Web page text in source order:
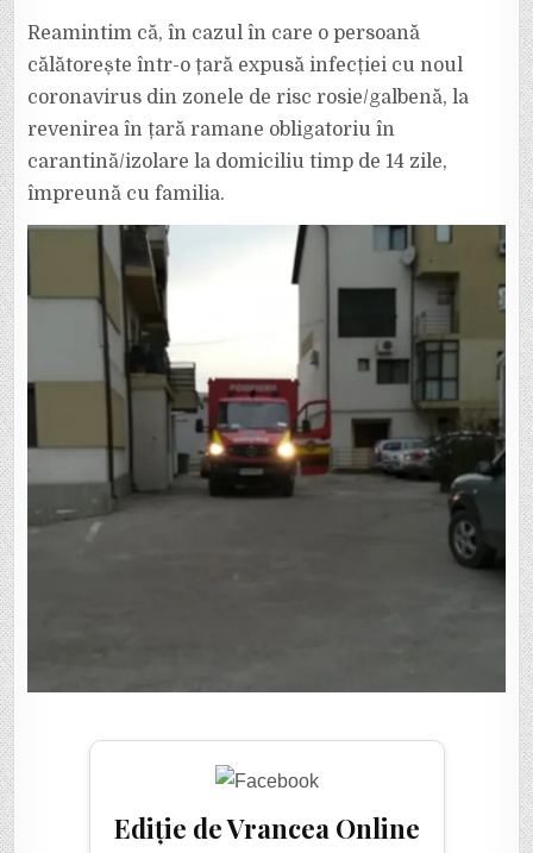
ROȘII/
Reamintim că, în cazul în care o persoană
călătorește într-o țară expusă infecției cu noul
coronavirus din zonele de risc rosie/galbenă, la
revenirea în țară ramane obligatoriu în
carantină/izolare la domiciliu timp de 14 zile,
împreună cu familia.
Ediție de Vrancea Online